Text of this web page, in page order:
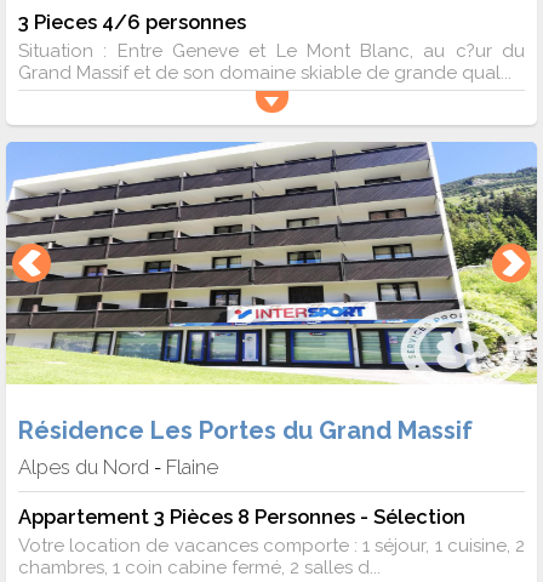
3 Pieces 4/6 personnes
Situation : Entre Geneve et Le Mont Blanc, au c?ur du
Grand Massif et de son domaine skiable de grande qual...
Résidence Les Portes du Grand Massif
Alpes du Nord - Flaine
Appartement 3 Pièces 8 Personnes - Sélection
Votre location de vacances comporte : 1 séjour, 1 cuisine, 2
chambres, 1 coin cabine fermé, 2 salles d...